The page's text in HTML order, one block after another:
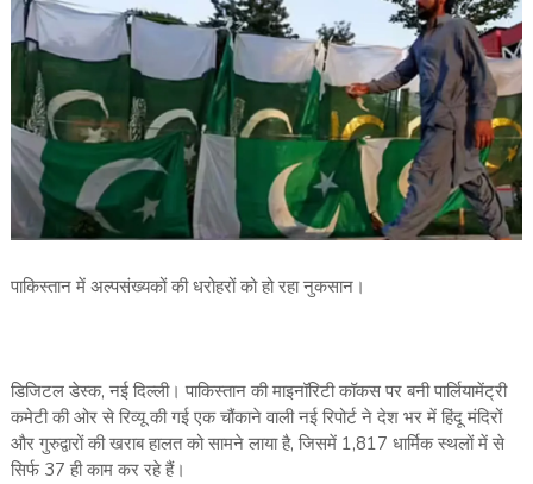
पाकिस्तान में अल्पसंख्यकों की धरोहरों को हो रहा नुकसान।
डिजिटल डेस्क, नई दिल्ली। पाकिस्तान की माइनॉरिटी कॉकस पर बनी पार्लियामेंट्री
कमेटी की ओर से रिव्यू की गई एक चौंकाने वाली नई रिपोर्ट ने देश भर में हिंदू मंदिरों
और गुरुद्वारों की खराब हालत को सामने लाया है, जिसमें 1,817 धार्मिक स्थलों में से
सिर्फ 37 ही काम कर रहे हैं।